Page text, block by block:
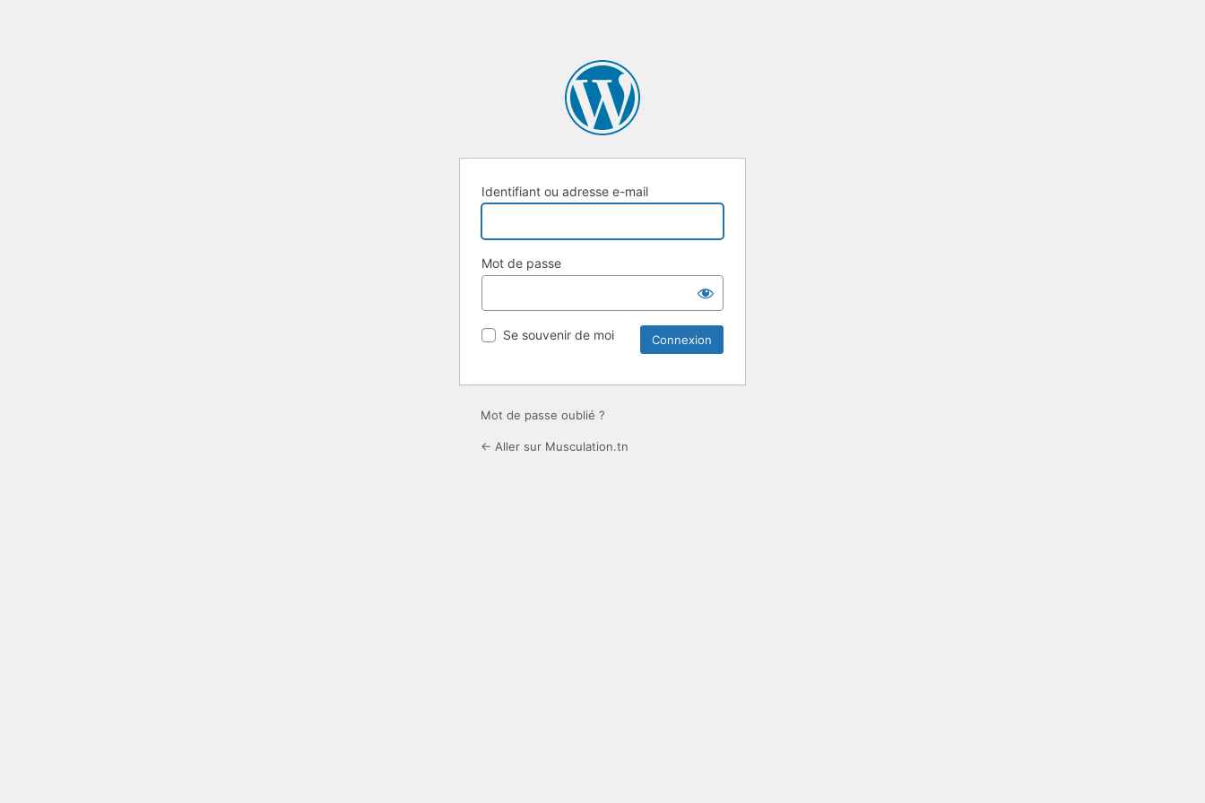
Identifiant ou adresse e-mail
Mot de passe
Se souvenir de moi
Mot de passe oublié ?
← Aller sur Musculation.tn